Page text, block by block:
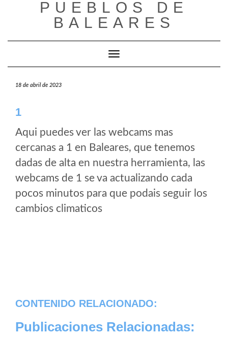
PUEBLOS DE
BALEARES
Cambiar modo de navegación
18 de abril de 2023
1
Aqui puedes ver las webcams mas
cercanas a 1 en Baleares, que tenemos
dadas de alta en nuestra herramienta, las
webcams de 1 se va actualizando cada
pocos minutos para que podais seguir los
cambios climaticos
CONTENIDO RELACIONADO:
Publicaciones Relacionadas: